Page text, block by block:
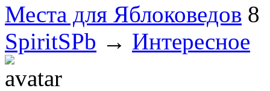
Места для Яблоковедов 8
SpiritSPb → Интересное